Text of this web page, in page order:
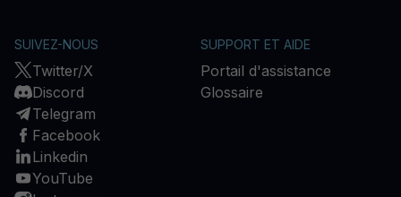
SUIVEZ-NOUS
Twitter/X
Discord
Telegram
Facebook
Linkedin
YouTube
SUPPORT ET AIDE
Portail d'assistance
Glossaire